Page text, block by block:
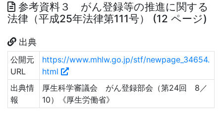
参考資料３ がん登録等の推進に関する
法律（平成25年法律第111号） (12 ページ)
出典
公開元
URL
https://www.mhlw.go.jp/stf/newpage_34654.
html
出典情
報
厚生科学審議会 がん登録部会（第24回 8／
10）《厚生労働省》